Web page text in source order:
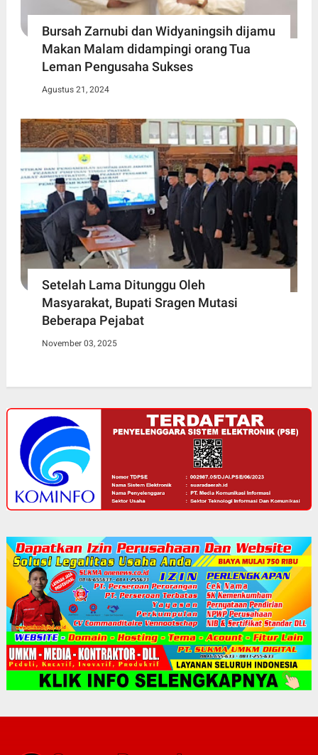
Bursah Zarnubi dan Widyaningsih dijamu
Makan Malam didampingi orang Tua
Leman Pengusaha Sukses
Agustus 21, 2024
Setelah Lama Ditunggu Oleh
Masyarakat, Bupati Sragen Mutasi
Beberapa Pejabat
November 03, 2025